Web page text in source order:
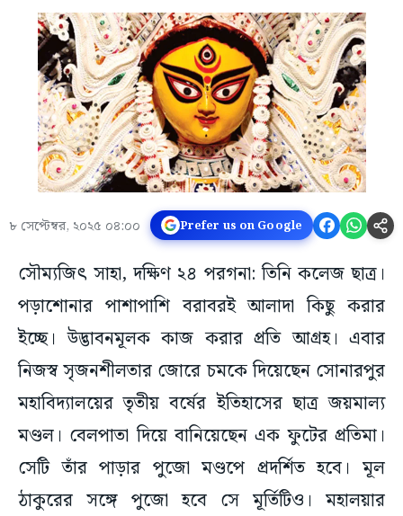
৮ সেপ্টেম্বর, ২০২৫ ০৪:০০ Prefer us on Google
সৌম্যজিৎ সাহা, দক্ষিণ ২৪ পরগনা: তিনি কলেজ ছাত্র।
পড়াশোনার পাশাপাশি বরাবরই আলাদা কিছু করার
ইচ্ছে। উদ্ভাবনমূলক কাজ করার প্রতি আগ্রহ। এবার
নিজস্ব সৃজনশীলতার জোরে চমকে দিয়েছেন সোনারপুর
মহাবিদ্যালয়ের তৃতীয় বর্ষের ইতিহাসের ছাত্র জয়মাল্য
মণ্ডল। বেলপাতা দিয়ে বানিয়েছেন এক ফুটের প্রতিমা।
সেটি তাঁর পাড়ার পুজো মণ্ডপে প্রদর্শিত হবে। মূল
ঠাকুরের সঙ্গে পুজো হবে সে মূর্তিটিও। মহালয়ার